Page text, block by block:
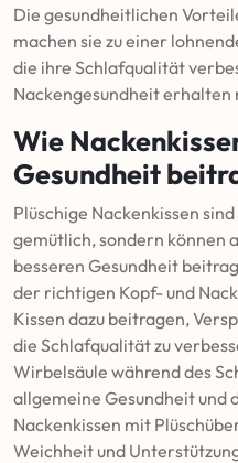
Die gesundheitlichen
machen sie zu einer
die ihre Schlafqualität
Nackengesundheit erhalten
Wie
Gesundheit
Plüschige Nackenkissen
gemütlich, sondern können
besseren Gesundheit
der richtigen Kopf- und
Kissen dazu beitragen,
die Schlafqualität zu
Wirbelsäule während des
allgemeine Gesundheit und
Nackenkissen mit
Weichheit und